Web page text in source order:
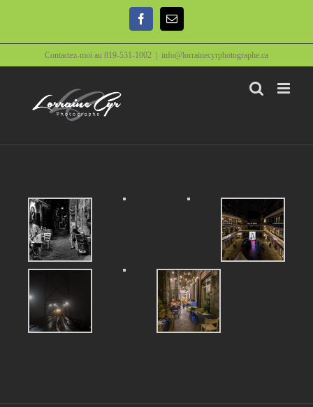
Contactez-moi au 819-531-1002 info@lorrainecyrphotographe.ca